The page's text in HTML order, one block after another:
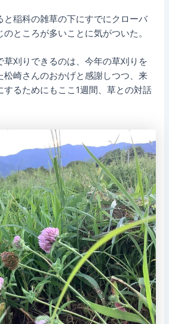
と稲科の雑草の下にすでにクローバ
ところが多いことに気がついた。
草刈りできるのは、今年の草刈りを
松崎さんのおかげと感謝しつつ、来
するためにもここ1週間、草との対話